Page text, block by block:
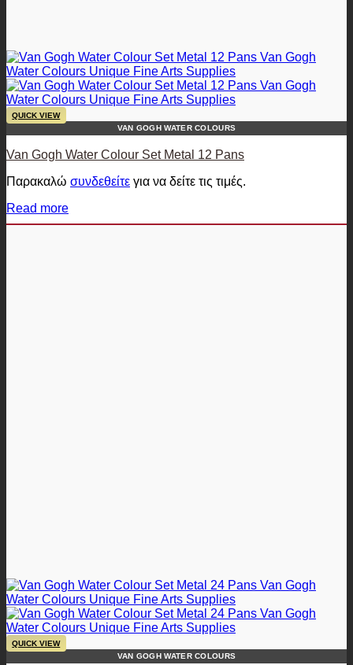
QUICK VIEW
VAN GOGH WATER COLOURS
Van Gogh Water Colour Set Metal 12 Pans
Παρακαλώ συνδεθείτε για να δείτε τις τιμές.
Read more
QUICK VIEW
VAN GOGH WATER COLOURS